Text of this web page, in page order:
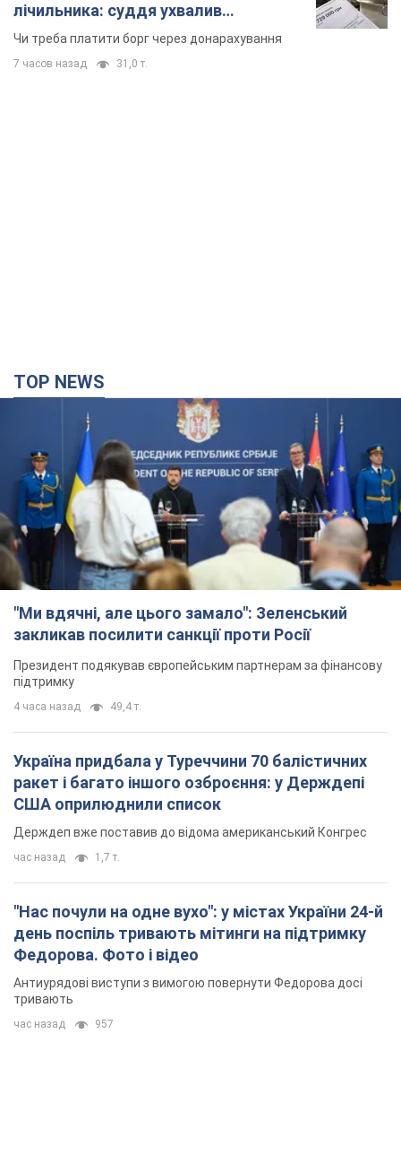
лічильника: суддя ухвалив
неочікуване рішення
Чи треба платити борг через донарахування
7 часов назад 31,0 т.
TOP NEWS
"Ми вдячні, але цього замало": Зеленський
закликав посилити санкції проти Росії
Президент подякував європейським партнерам за фінансову
підтримку
4 часа назад 49,4 т.
Україна придбала у Туреччини 70 балістичних
ракет і багато іншого озброєння: у Держдепі
США оприлюднили список
Держдеп вже поставив до відома американський Конгрес
час назад 1,7 т.
"Нас почули на одне вухо": у містах України 24-й
день поспіль тривають мітинги на підтримку
Федорова. Фото і відео
Антиурядові виступи з вимогою повернути Федорова досі
тривають
час назад 957